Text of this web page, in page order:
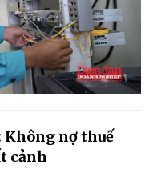
Không nợ thuế
cảnh